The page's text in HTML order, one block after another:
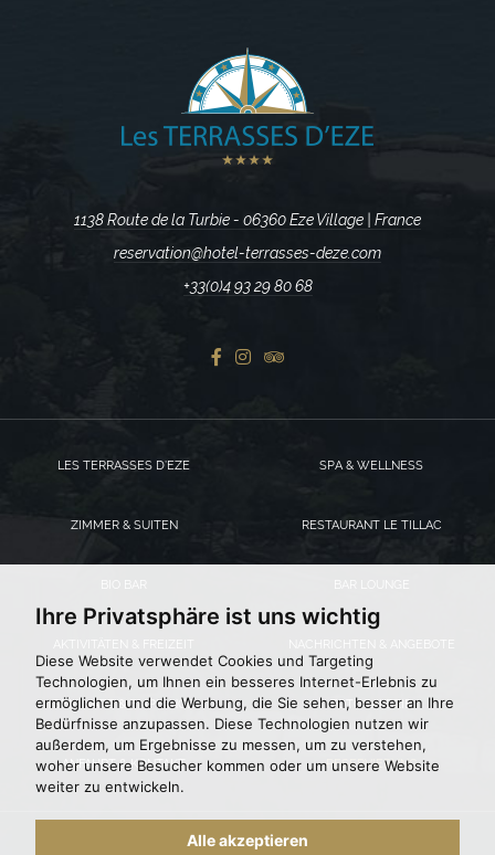
Ihre Privatsphäre ist uns wichtig
Diese Website verwendet Cookies und Targeting
Technologien, um Ihnen ein besseres Internet-Erlebnis zu
ermöglichen und die Werbung, die Sie sehen, besser an Ihre
Bedürfnisse anzupassen. Diese Technologien nutzen wir
außerdem, um Ergebnisse zu messen, um zu verstehen,
woher unsere Besucher kommen oder um unsere Website
weiter zu entwickeln.
Alle akzeptieren
1138 Route de la Turbie - 06360 Eze Village | France
reservation@hotel-terrasses-deze.com
+33(0)4 93 29 80 68
LES TERRASSES D’EZE SPA & WELLNESS
ZIMMER & SUITEN RESTAURANT LE TILLAC
SEMINARE & EMPFÄNGE FOTOGALERIE
ANFAHRT & KONTAKT RESERVIERUNG